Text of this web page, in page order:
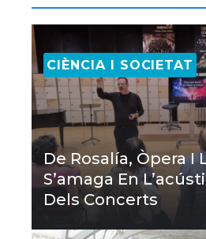
CIÈNCIA I SOCIETAT
De Rosalía, Òpera I
S’amaga En
Dels Concerts